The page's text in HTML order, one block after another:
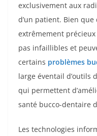
exclusivement aux
d’un patient. Bien
extrêmement
pas infaillibles et
certains problèmes
large éventail d’outils
qui permettent
santé bucco-dentaire
Les technologies